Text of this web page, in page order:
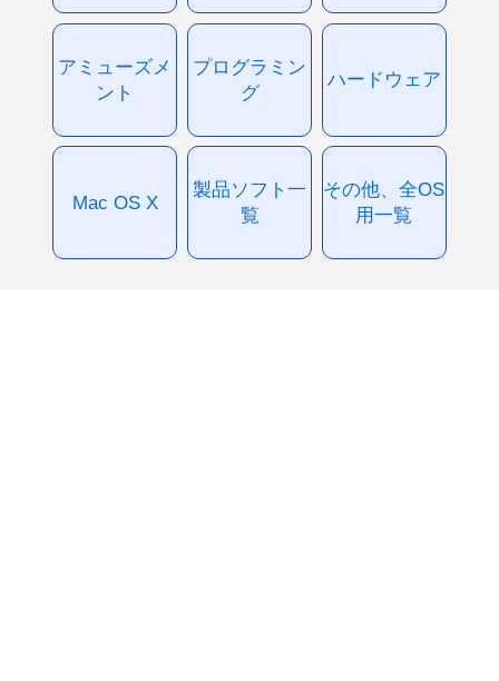
アミューズメ
ント
プログラミン
グ
ハードウェア
Mac OS X
製品ソフト一
覧
その他、全OS
用一覧